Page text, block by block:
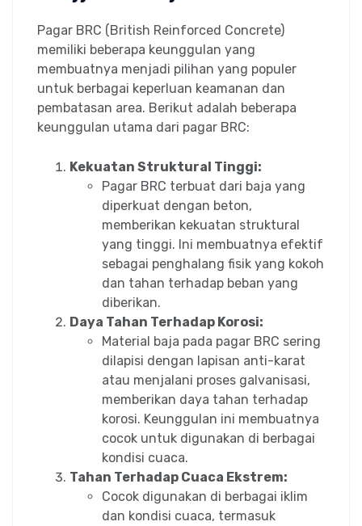
Pagar BRC (British Reinforced Concrete)
memiliki beberapa keunggulan yang
membuatnya menjadi pilihan yang populer
untuk berbagai keperluan keamanan dan
pembatasan area. Berikut adalah beberapa
keunggulan utama dari pagar BRC:
Kekuatan Struktural Tinggi:
Pagar BRC terbuat dari baja yang
diperkuat dengan beton,
memberikan kekuatan struktural
yang tinggi. Ini membuatnya efektif
sebagai penghalang fisik yang kokoh
dan tahan terhadap beban yang
diberikan.
Daya Tahan Terhadap Korosi:
Material baja pada pagar BRC sering
dilapisi dengan lapisan anti-karat
atau menjalani proses galvanisasi,
memberikan daya tahan terhadap
korosi. Keunggulan ini membuatnya
cocok untuk digunakan di berbagai
kondisi cuaca.
Tahan Terhadap Cuaca Ekstrem:
Cocok digunakan di berbagai iklim
dan kondisi cuaca, termasuk